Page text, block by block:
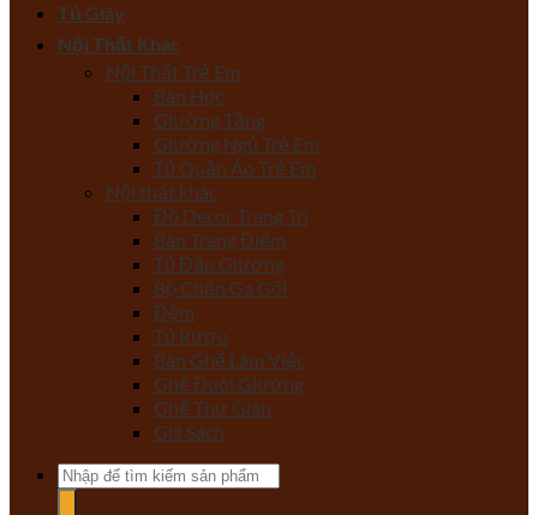
Tủ Giày
Nội Thất Khác
Nội Thất Trẻ Em
Bàn Học
Giường Tầng
Giường Ngủ Trẻ Em
Tủ Quần Áo Trẻ Em
Nội thất khác
Đồ Decor Trang Trí
Bàn Trang Điểm
Tủ Đầu Giường
Bộ Chăn Ga Gối
Đệm
Tủ Rượu
Bàn Ghế Làm Việc
Ghế Đuôi Giường
Ghế Thư Giãn
Giá Sách
Tìm
kiếm: